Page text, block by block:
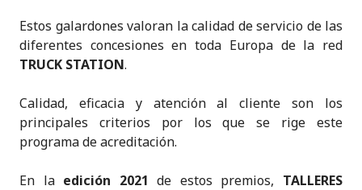
Estos galardones valoran la calidad de servicio de las
diferentes concesiones en toda Europa de la red
TRUCK STATION.
Calidad, eficacia y atención al cliente son los
principales criterios por los que se rige este
programa de acreditación.
En la edición 2021 de estos premios, TALLERES